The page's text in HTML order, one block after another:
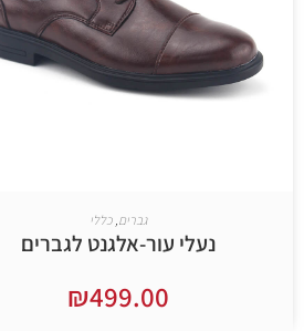
גברים כללי
נעלי עור-אלגנט לגברים
₪499.00